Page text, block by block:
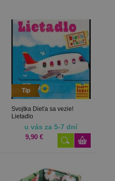
Tip
Svojtka Dieťa sa vezie!
Lietadlo
u vás za 5-7 dní
9,90 €